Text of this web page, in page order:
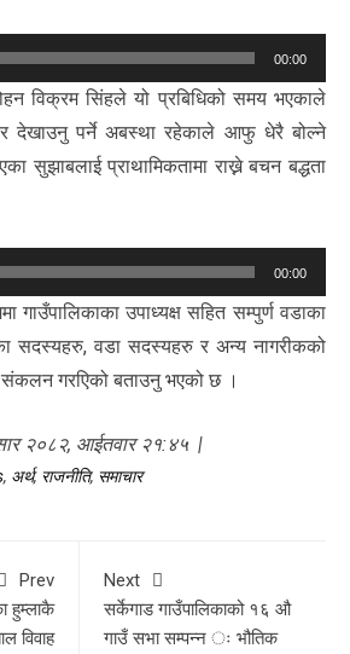
00:00
विक्रम सिंहले यो प्रबिधिको समय भएकाले
देखाउनु पर्ने अबस्था रहेकाले आफु धेरै बोल्ने
सुझाबलाई प्राथामिकतामा राख्ने बचन बद्धता
00:00
उपाध्यक्ष सहित सम्पुर्ण वडाका
सदस्यहरु, वडा सदस्यहरु र अन्य नागरीकको
गरएिको बताउनु भएको छ ।
२०८२, आईतवार २१:४५ |
, अर्थ, राजनीति, समाचार
Prev
हुम्लाकै
विवाह
Next
सर्केगाड गाउँपालिकाको १६ औ
गाउँ सभा सम्पन्न ः भौतिक